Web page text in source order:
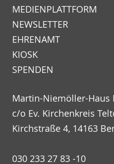
MEDIENPLATTFORM
NEWSLETTER
EHRENAMT
KIOSK
SPENDEN
Martin-Niemöller-Haus
c/o Ev. Kirchenkreis
Kirchstraße 4, 14163
030 233 27 83 -10